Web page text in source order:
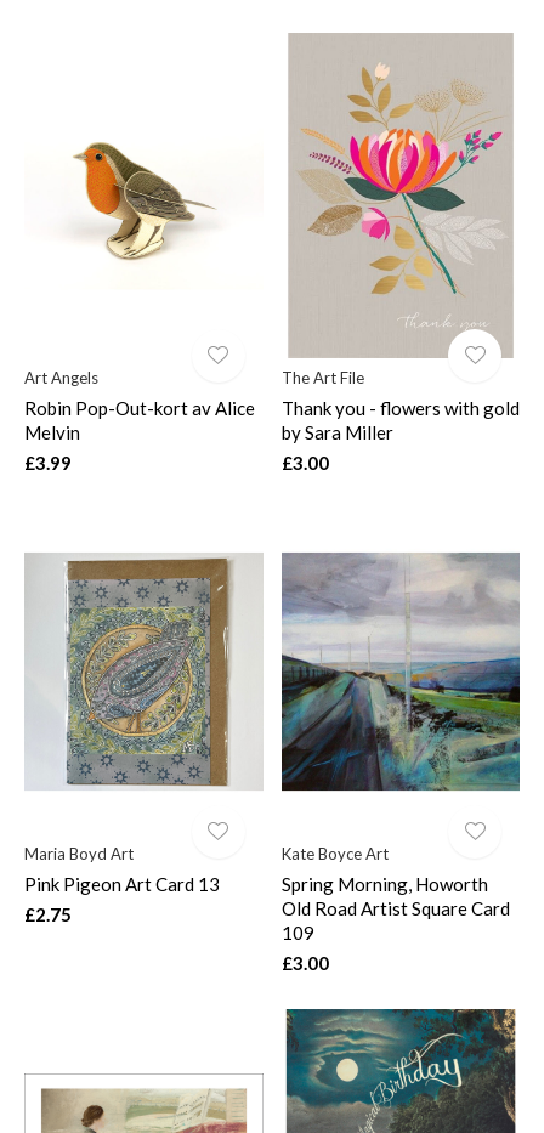
Art Angels
Robin Pop-Out-kort av Alice
Melvin
£3.99
The Art File
Thank you - flowers with gold
by Sara Miller
£3.00
Maria Boyd Art
Pink Pigeon Art Card 13
£2.75
Kate Boyce Art
Spring Morning, Howorth
Old Road Artist Square Card
109
£3.00